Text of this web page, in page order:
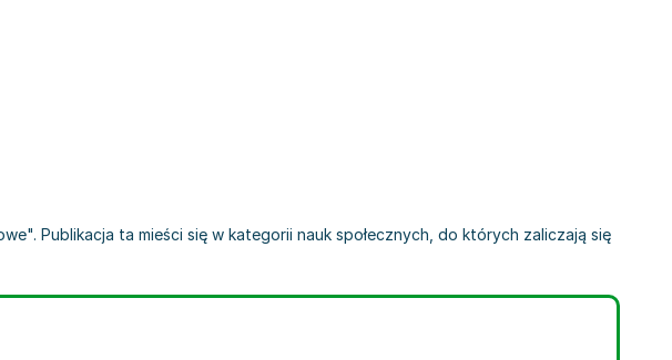
Publikacja ta mieści się w kategorii nauk społecznych, do których zaliczają się